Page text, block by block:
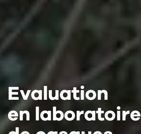
Evaluation
en laboratoire
Evaluation
en laboratoire
Evaluation
en laboratoire